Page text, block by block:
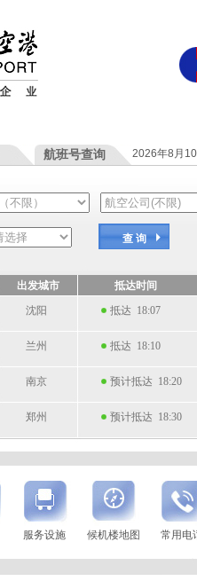
航班号查询 2026年8月
查 询
出发城市
抵达时间
沈阳 抵达 18:07
兰州 抵达 18:10
南京 预计抵达 18:20
郑州 预计抵达 18:30
到达城市
起飞时间
服务设施 候机楼地图 常用电